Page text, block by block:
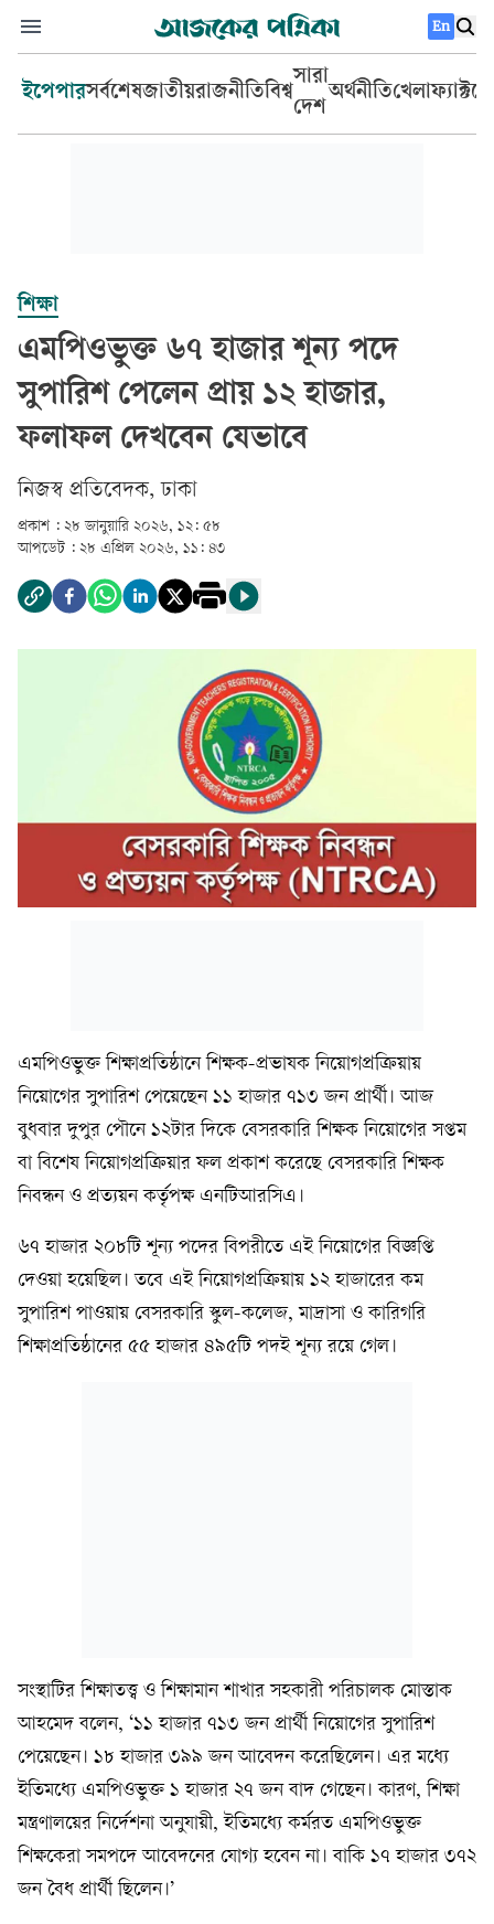
En
ইপেপারসর্বশেষজাতীয়রাজনীতিবিশ্ব
সারা
দেশ
অর্থনীতিখেলা
শিক্ষা
এমপিওভুক্ত ৬৭ হাজার শূন্য পদে
সুপারিশ পেলেন প্রায় ১২ হাজার,
ফলাফল দেখবেন যেভাবে
‎নিজস্ব প্রতিবেদক, ঢাকা‎
প্রকাশ : ২৮ জানুয়ারি ২০২৬, ১২: ৫৮
আপডেট : ২৮ এপ্রিল ২০২৬, ১১: ৪৩
এমপিওভুক্ত শিক্ষাপ্রতিষ্ঠানে শিক্ষক-প্রভাষক নিয়োগপ্রক্রিয়ায়
নিয়োগের সুপারিশ পেয়েছেন ১১ হাজার ৭১৩ জন প্রার্থী। আজ
বুধবার দুপুর পৌনে ১২টার দিকে বেসরকারি শিক্ষক নিয়োগের সপ্তম
বা বিশেষ নিয়োগপ্রক্রিয়ার ফল প্রকাশ করেছে বেসরকারি শিক্ষক
নিবন্ধন ও প্রত্যয়ন কর্তৃপক্ষ এনটিআরসিএ।
৬৭ হাজার ২০৮টি শূন্য পদের বিপরীতে এই নিয়োগের বিজ্ঞপ্তি
দেওয়া হয়েছিল। তবে এই নিয়োগপ্রক্রিয়ায় ১২ হাজারের কম
সুপারিশ পাওয়ায় বেসরকারি স্কুল-কলেজ, মাদ্রাসা ও কারিগরি
শিক্ষাপ্রতিষ্ঠানের ৫৫ হাজার ৪৯৫টি পদই শূন্য রয়ে গেল।
সংস্থাটির শিক্ষাতত্ত্ব ও শিক্ষামান শাখার সহকারী পরিচালক মোস্তাক
আহমেদ বলেন, ‘১১ হাজার ৭১৩ জন প্রার্থী নিয়োগের সুপারিশ
পেয়েছেন। ১৮ হাজার ৩৯৯ জন আবেদন করেছিলেন। এর মধ্যে
ইতিমধ্যে এমপিওভুক্ত ১ হাজার ২৭ জন বাদ গেছেন। কারণ, শিক্ষা
মন্ত্রণালয়ের নির্দেশনা অনুযায়ী, ইতিমধ্যে কর্মরত এমপিওভুক্ত
শিক্ষকেরা সমপদে আবেদনের যোগ্য হবেন না। বাকি ১৭ হাজার ৩৭২
জন বৈধ প্রার্থী ছিলেন।’